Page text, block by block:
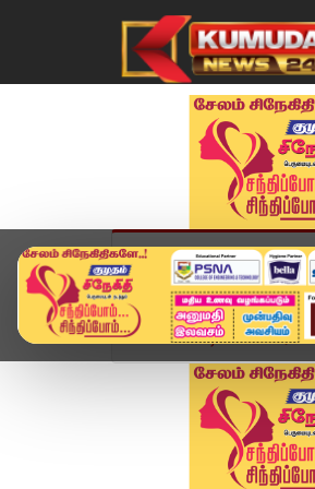
முகப்பு விளையாட்டு
Home வீடியோ ஸ்டோரி